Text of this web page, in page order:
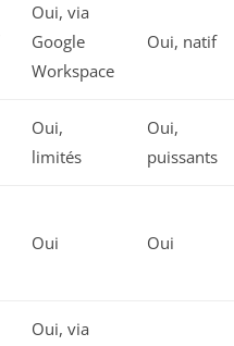
Oui, via
Google
Workspace
Oui, natif
Oui,
limités
Oui,
puissants
Oui Oui
Oui, via